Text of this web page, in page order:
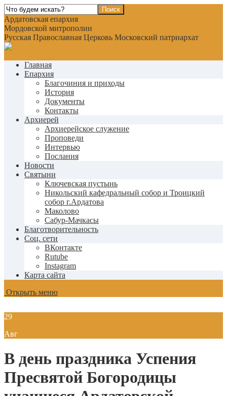
Ардатовская епархия
Мордовской митрополии
Русская Православная Церковь Московский патриархат
Главная
Епархия
Благочиния и приходы
История
Документы
Контакты
Архиерей
Архиерейское служение
Проповеди
Интервью
Послания
Новости
Святыни
Ключевская пустынь
Никольский кафедральный собор и Троицкий
собор г.Ардатова
Маколово
Сабур-Мачкасы
Благотворительность
Соц. сети
ВКонтакте
Rutube
Instagram
Карта сайта
Открыть меню
29
Авг
В день праздника Успения
Пресвятой Богородицы